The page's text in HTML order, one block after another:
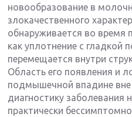
новообразование в
злокачественного
обнаруживается во время
как уплотнение с гладкой
перемещается внутри
Область его появления и
подмышечной впадине
диагностику заболевания
практически